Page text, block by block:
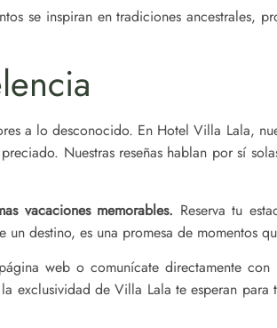
se inspiran en tradiciones ancestrales,
a lo desconocido. En Hotel Villa Lala,
Nuestras reseñas hablan por sí
vacaciones memorables. Reserva tu
destino, es una promesa de momentos
web o comunícate directamente con
exclusividad de Villa Lala te esperan para